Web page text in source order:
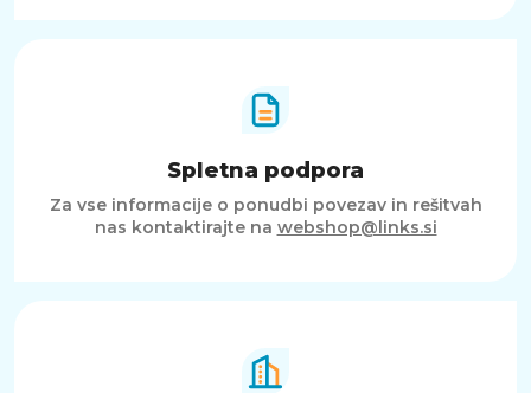
Spletna podpora
Za vse informacije o ponudbi povezav in rešitvah
nas kontaktirajte na webshop@links.si